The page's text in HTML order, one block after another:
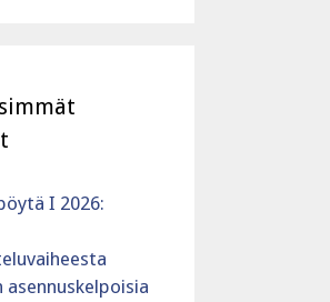
I 2026:
asennuskelpoisia